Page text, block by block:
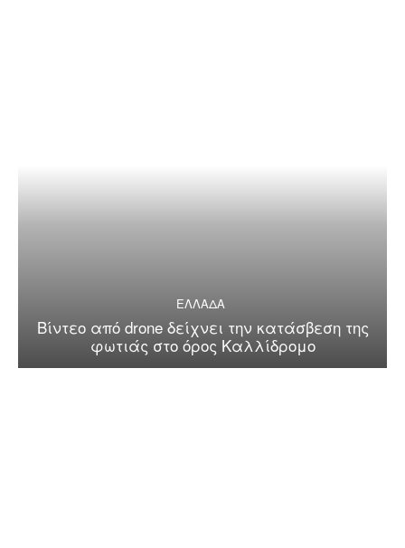
ΕΛΛΑΔΑ
Βίντεο από drone δείχνει την κατάσβεση της
φωτιάς στο όρος Καλλίδρομο